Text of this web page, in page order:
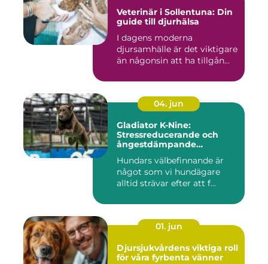
Veterinär i Sollentuna: Din
guide till djurhälsa
I dagens moderna
djursamhälle är det viktigare
än någonsin att ha tillgån...
04. jun
Gladiator K-Nine:
Stressreducerande och
ångestdämpande
Hundars välbefinnande är
något som vi hundägare
alltid strävar efter att f...
01. jun
Djursjukvårdens viktiga roll
för våra fyrbenta vänner